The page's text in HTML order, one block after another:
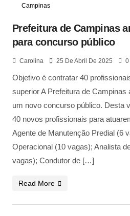
Campinas
Prefeitura de Campinas
para concurso público
Carolina 25 De Abril De 2025 0
Objetivo é contratar 40
superior A Prefeitura de Campinas
um novo concurso público. Desta
40 novos profissionais para
Agente de Manutenção Predial (6
Operacional (10 vagas); Analista
vagas); Condutor de […]
Read More